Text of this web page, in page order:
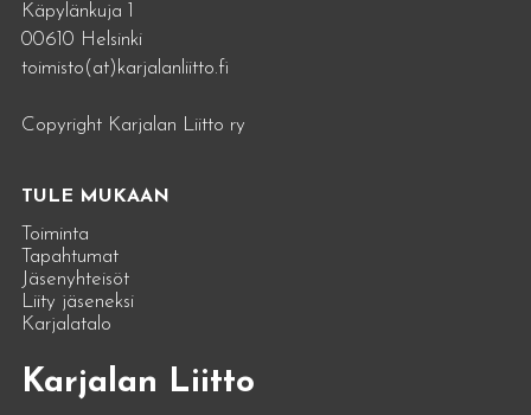
Käpylänkuja 1
00610 Helsinki
toimisto(at)karjalanliitto.fi
Copyright Karjalan Liitto ry
TULE MUKAAN
Toiminta
Tapahtumat
Jäsenyhteisöt
Liity jäseneksi
Karjalatalo
Karjalan Liitto